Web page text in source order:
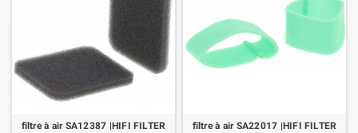
(1 avis)
filtre à air SA12387 |HIFI FILTER filtre à air SA22017 |HIFI FILTER